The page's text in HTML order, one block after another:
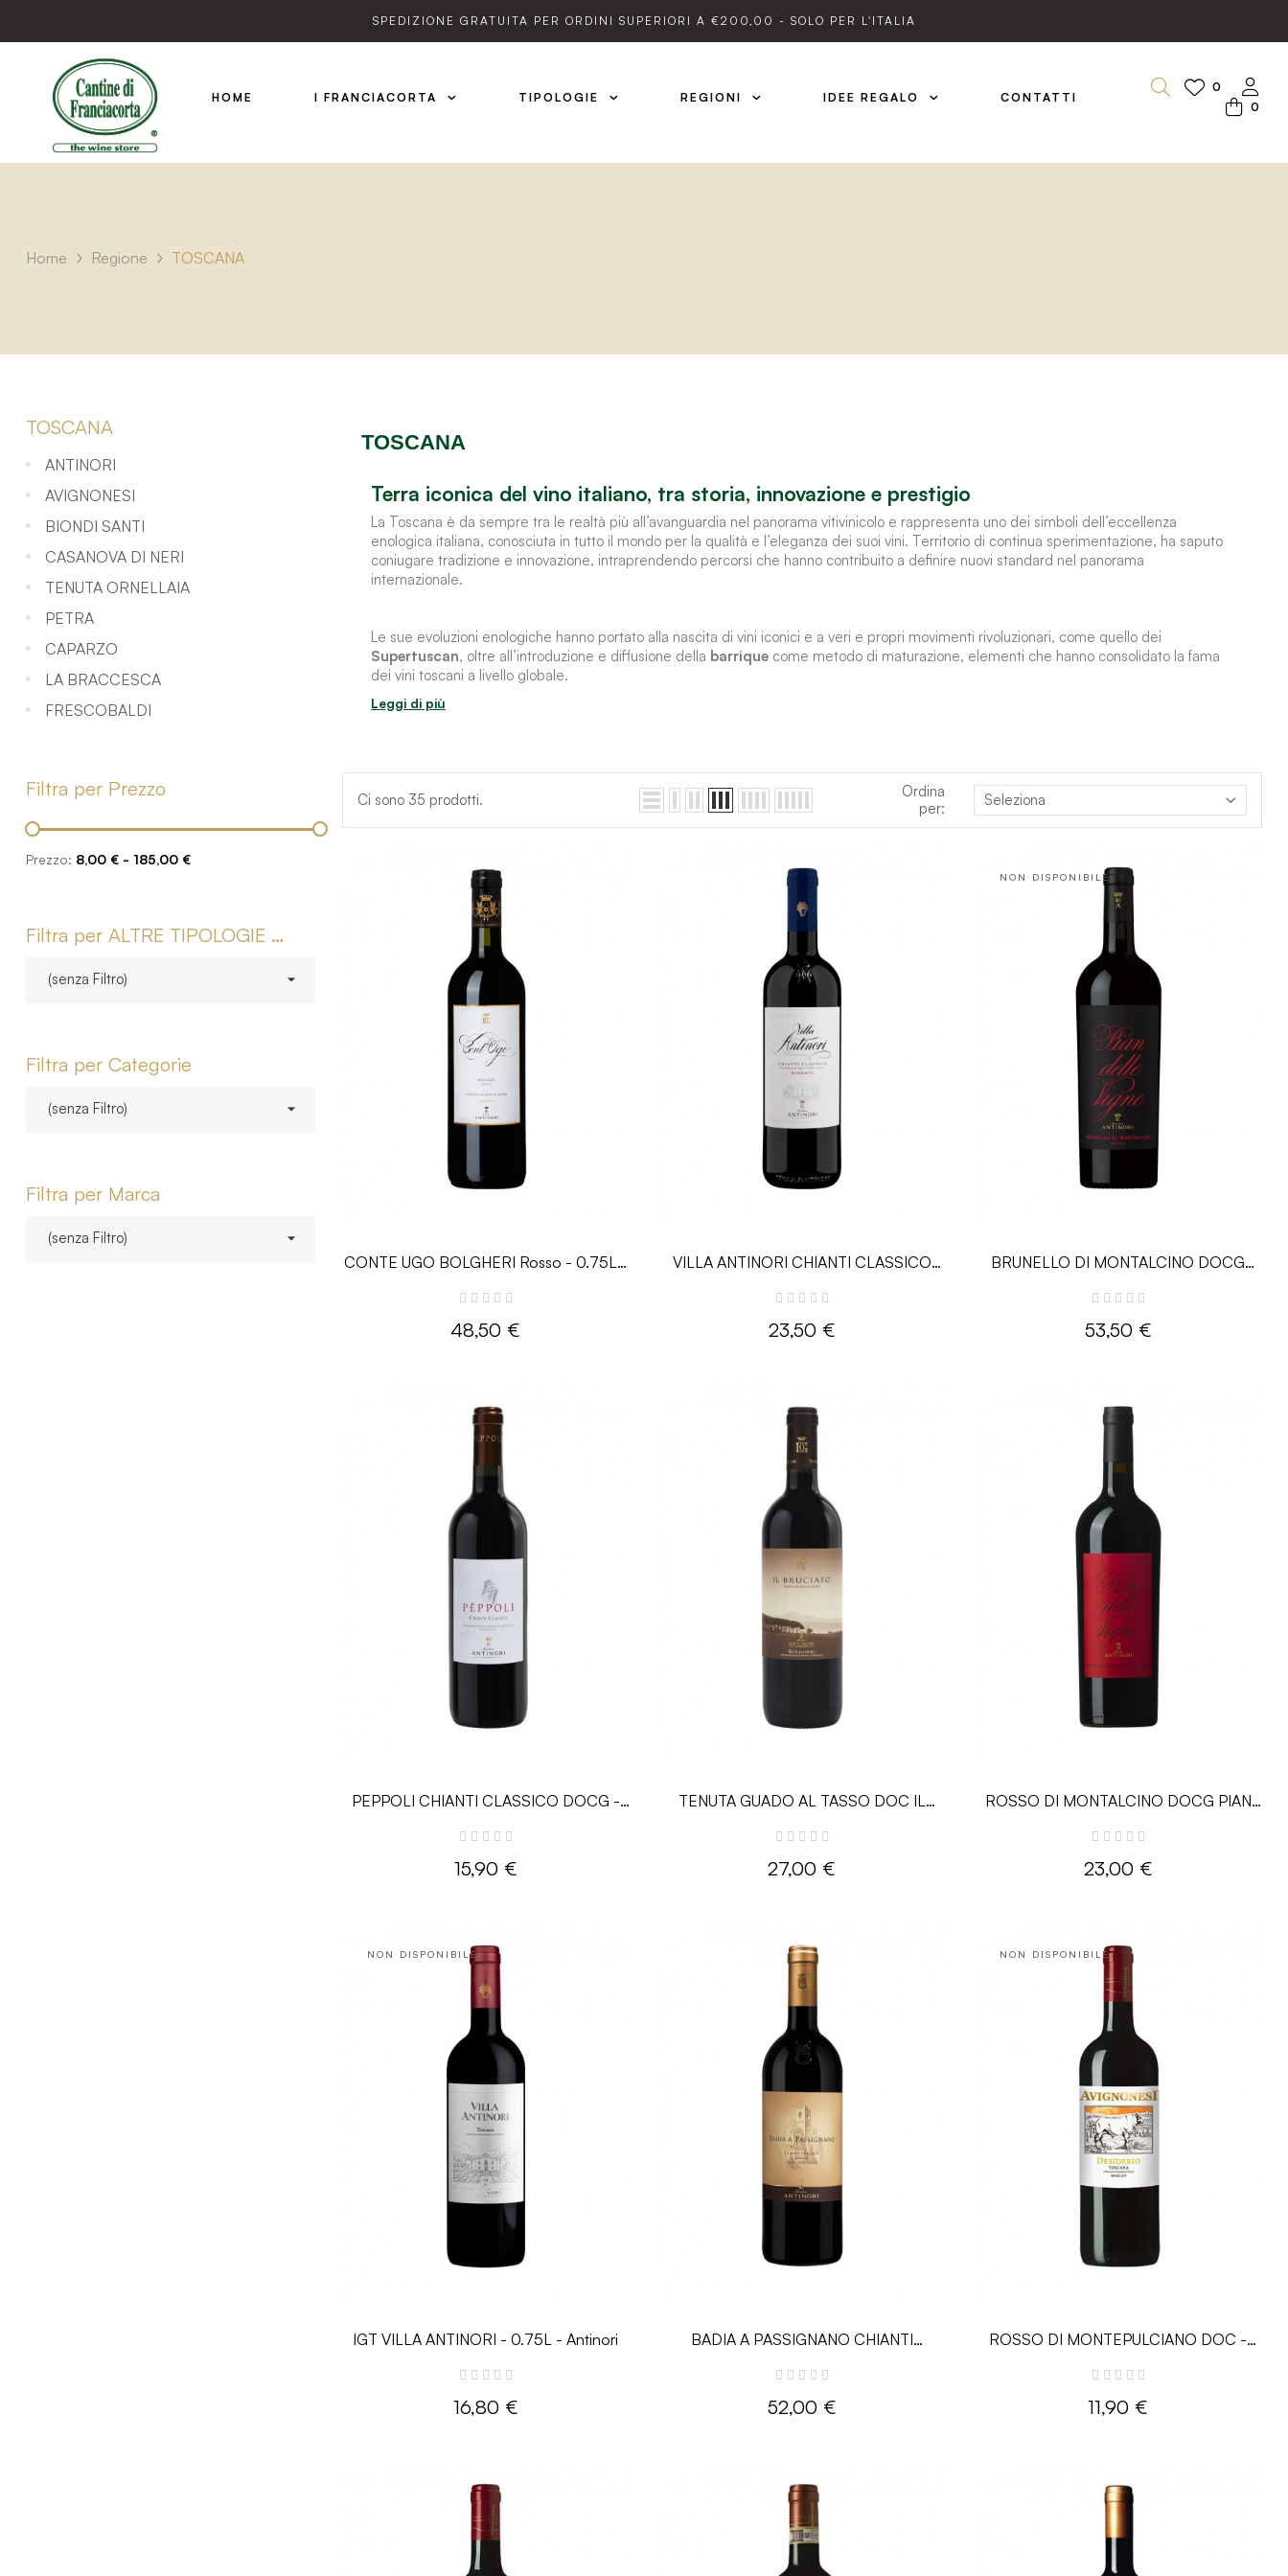
SPEDIZIONE GRATUITA PER ORDINI SUPERIORI A €200,00 - SOLO PER L'ITALIA
HOME I FRANCIACORTA TIPOLOGIE REGIONI IDEE REGALO CONTATTI
0
0
Home Regione TOSCANA
TOSCANA
ANTINORI
AVIGNONESI
BIONDI SANTI
CASANOVA DI NERI
TENUTA ORNELLAIA
PETRA
CAPARZO
LA BRACCESCA
FRESCOBALDI
Filtra per Prezzo
Prezzo: 8,00 € - 185,00 €
Filtra per ALTRE TIPOLOGIE DI VINO
(senza Filtro) 
Filtra per Categorie
(senza Filtro) 
Filtra per Marca
(senza Filtro) 
TOSCANA
Terra iconica del vino italiano, tra storia, innovazione e prestigio
La Toscana è da sempre tra le realtà più all’avanguardia nel panorama vitivinicolo e rappresenta uno dei simboli dell’eccellenza
enologica italiana, conosciuta in tutto il mondo per la qualità e l’eleganza dei suoi vini. Territorio di continua sperimentazione, ha saputo
coniugare tradizione e innovazione, intraprendendo percorsi che hanno contribuito a definire nuovi standard nel panorama
internazionale.
Le sue evoluzioni enologiche hanno portato alla nascita di vini iconici e a veri e propri movimenti rivoluzionari, come quello dei
Supertuscan, oltre all’introduzione e diffusione della barrique come metodo di maturazione, elementi che hanno consolidato la fama
dei vini toscani a livello globale.
Ci sono 35 prodotti.
Ordina
per:
Seleziona
CONTE UGO BOLGHERI Rosso - 0.75L -
48,50 €
VILLA ANTINORI CHIANTI CLASSICO
23,50 €
NON DISPONIBILE
BRUNELLO DI MONTALCINO DOCG
53,50 €
PEPPOLI CHIANTI CLASSICO DOCG -
15,90 €
TENUTA GUADO AL TASSO DOC IL
27,00 €
ROSSO DI MONTALCINO DOCG PIAN
23,00 €
NON DISPONIBILE
IGT VILLA ANTINORI - 0.75L - Antinori
16,80 €
BADIA A PASSIGNANO CHIANTI
52,00 €
NON DISPONIBILE
ROSSO DI MONTEPULCIANO DOC -
11,90 €